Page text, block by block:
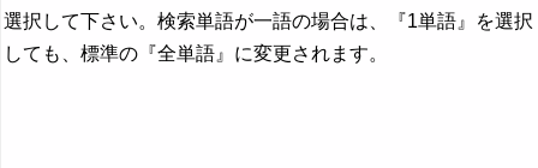
選択して下さい。検索単語が一語の場合は、『1単語』を選択
しても、標準の『全単語』に変更されます。